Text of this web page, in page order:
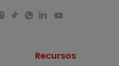
Recursos